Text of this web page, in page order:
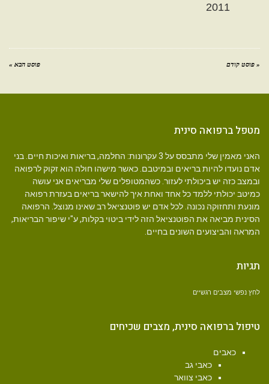
2011
« פוסט קודם פוסט הבא »
מטפל ברפואה סינית
האני מאמין שלי מתבסס על 3 עקרונות: החלמה, בריאות ואיכות חיים. בני
אדם נועדו להיות בריאים ובמיטבם. כאשר מישהו חולה הוא זקוק לרפואה
ובמצב כזה יש ביכולתי לעזור. כשהמטופלים שלי מבריאים אני עושה
כמיטב יכולתי ללמד כל אחד ואחת איך להישאר בריאים בעזרת רפואה
מונעת ותחזוקה נכונה. לכל אדם יש פוטנציאל רב שאינו מנוצל. הרפואה
הסינית מביאה את הפוטנציאל הזה לידי ביטוי בקלות, ע"י שיפור הבריאות,
המראה והביצועים השונים בחיים.
תגיות
לחץ נפשי מצבים רגשיים
טיפול ברפואה סינית, מצבים שכיחים
כאבים
כאבי גב
כאבי צוואר